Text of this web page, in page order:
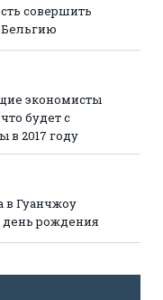
совершить
экономисты
будет с
в 2017 году
в Гуанчжоу
день рождения